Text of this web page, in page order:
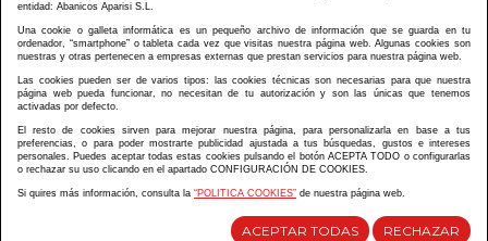
ABANICOS APARISI S.L. ha recibido por parte de La Generalitat Valenciana, la cantidad de
100.000 € en apoyo al proyecto HISOLV/2021/3933/46 del PLAN EMPRESARIAL “PLAN RESISITIR
ABANICOS APARISI S.L. ha recibido por parte de La Generalitat Valenciana, la cantidad de 7.000
€ en apoyo al proyecto CMARTE/2021/265/46 del PLAN AYUDAS DIRECTAS ARTESANIA “CMARTE”.
Diseño y desarrollo web Im3diA comunicación
entidad: Abanicos Aparisi S.L.
Una cookie o galleta informática es un pequeño archivo de información que se guarda en tu
ordenador, “smartphone” o tableta cada vez que visitas nuestra página web. Algunas cookies son
nuestras y otras pertenecen a empresas externas que prestan servicios para nuestra página web.
Las cookies pueden ser de varios tipos: las cookies técnicas son necesarias para que nuestra
página web pueda funcionar, no necesitan de tu autorización y son las únicas que tenemos
activadas por defecto.
El resto de cookies sirven para mejorar nuestra página, para personalizarla en base a tus
preferencias, o para poder mostrarte publicidad ajustada a tus búsquedas, gustos e intereses
personales. Puedes aceptar todas estas cookies pulsando el botón ACEPTA TODO o configurarlas
o rechazar su uso clicando en el apartado CONFIGURACIÓN DE COOKIES.
Si quires más información, consulta la “POLITICA COOKIES” de nuestra página web.
ACEPTAR TODAS RECHAZAR